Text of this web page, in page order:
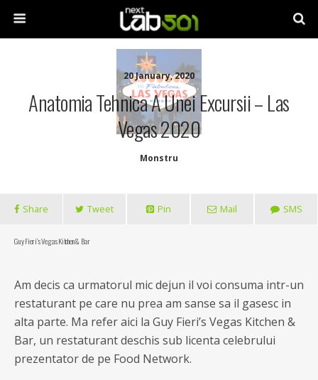
20 January, 2020
Anatomia Tehnica A Unei Excursii – Las
Vegas 2020
Monstru
Share Tweet Pin Mail SMS
Guy Fieri’s Vegas Kitchen & Bar
Am decis ca urmatorul mic dejun il voi consuma intr-un
restaturant pe care nu prea am sanse sa il gasesc in
alta parte. Ma refer aici la Guy Fieri’s Vegas Kitchen &
Bar, un restaturant deschis sub licenta celebrului
prezentator de pe Food Network.